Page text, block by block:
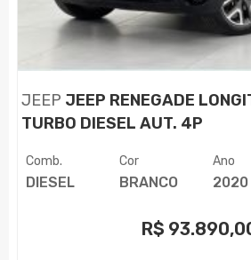
JEEP JEEP RENEGADE
TURBO DIESEL AUT. 4P
Comb.
DIESEL
Cor
BRANCO
Ano
2020
R$